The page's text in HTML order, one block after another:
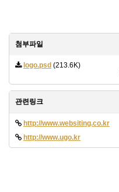
첨부파일
logo.psd (213.6K)
관련링크
http://www.websiting.co.kr
http://www.ugo.kr